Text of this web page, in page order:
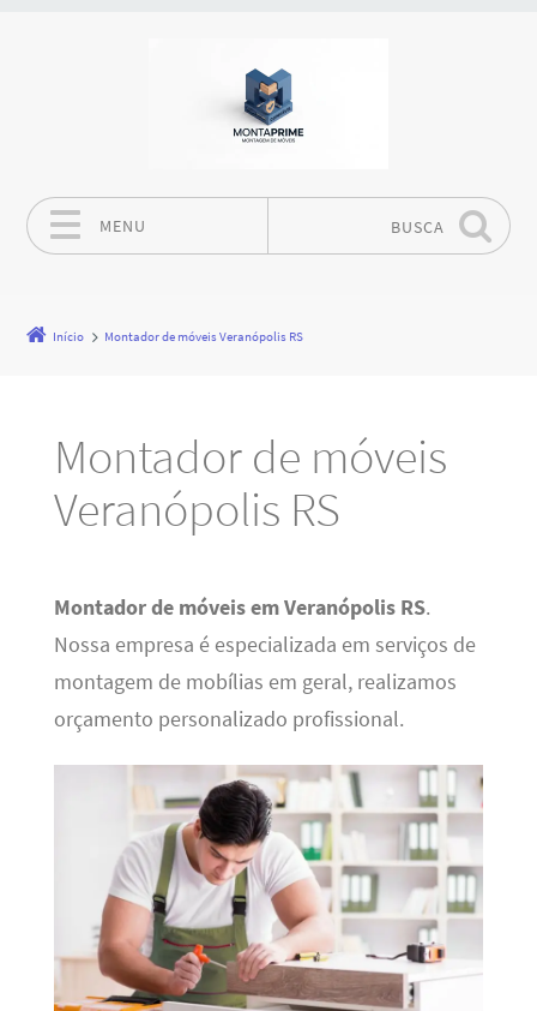
MENU BUSCA
Início Montador de móveis Veranópolis RS
Montador de móveis
Veranópolis RS
Montador de móveis em Veranópolis RS.
Nossa empresa é especializada em serviços de
montagem de mobílias em geral, realizamos
orçamento personalizado profissional.